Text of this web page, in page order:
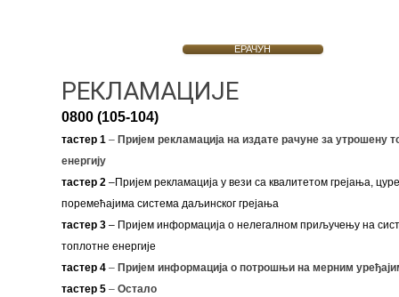
ЕРАЧУН
РЕКЛАМАЦИЈЕ
0800 (105-104)
тастер 1–Пријем рекламација на издате рачуне за утрошену
енергију
тастер 2–Пријем рекламација у вези са квалитетом грејања,
поремећајима система даљинског грејања
тастер 3– Пријем информација о нелегалном приључењу на
топлотне енергије
тастер 4 – Пријем информација о потрошњи на мерним
тастер 5 – Остало